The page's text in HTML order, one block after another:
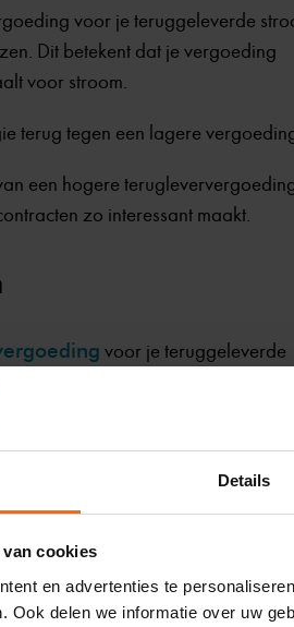
Details
cookies
en advertenties te
Ook delen we informatie over uw
voor je teruggeleverde
Dit betekent dat je vergoeding
voor stroom.
terug tegen een lagere
een hogere
zo interessant maakt.
voor je teruggeleverde
zekerheid, maar je kunt niet
markt. Je kunt je verbruik
wanneer de prijzen laag zijn,
piekprijzen.
terugleververgoeding